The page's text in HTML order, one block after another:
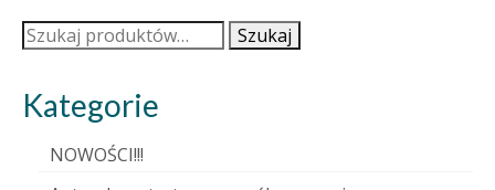
Szukaj: Szukaj
Kategorie
NOWOŚCI!!!